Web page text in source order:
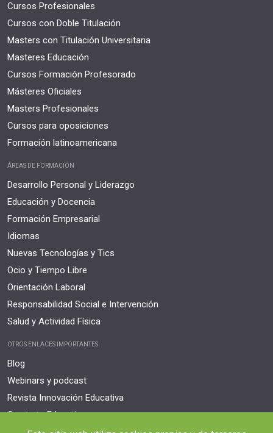
Cursos Profesionales
Cursos con Doble Titulación
Masters con Titulación Universitaria
Masteres Educación
Cursos Formación Profesorado
Másteres Oficiales
Masters Profesionales
Cursos para oposiciones
Formación latinoamericana
ÁREAS DE FORMACIÓN
Desarrollo Personal y Liderazgo
Educación y Docencia
Formación Empresarial
Idiomas
Nuevas Tecnologías y Tics
Ocio y Tiempo Libre
Orientación Laboral
Responsabilidad Social e Intervención
Salud y Actividad Física
OTROS ENLACES IMPORTANTES
Blog
Webinars y podcast
Revista Innovación Educativa
Contexto Educativo